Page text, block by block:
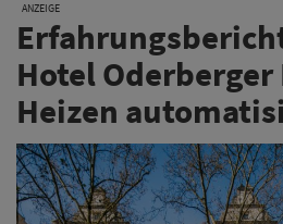
ANZEIGE
Hotel
Heizen